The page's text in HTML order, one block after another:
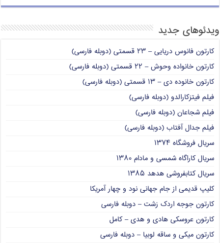
ویدئوهای جدید
کارتون فانوس دریایی – ۲۳ قسمتی (دوبله فارسی)
کارتون خانواده وحوش – ۲۲ قسمتی (دوبله فارسی)
کارتون خانوده دی – ۱۳ قسمتی (دوبله فارسی)
فیلم فیتزکارالدو (دوبله فارسی)
فیلم شجاعان (دوبله فارسی)
فیلم جدال آفتاب (دوبله فارسی)
سریال فروشگاه ۱۳۷۴
سریال کاراگاه شمسی و مادام ۱۳۸۰
سریال کتابفروشی هدهد ۱۳۸۵
کلیپ قدیمی از جام جهانی نود و چهار آمریکا
کارتون جوجه اردک زشت – دوبله فارسی
کارتون عروسکی هادی و هدی – کامل
کارتون میکی و ساقه لوبیا – دوبله فارسی